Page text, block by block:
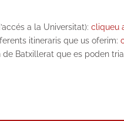
a la Universitat): cliqueu
itineraris que us oferim:
Batxillerat que es poden